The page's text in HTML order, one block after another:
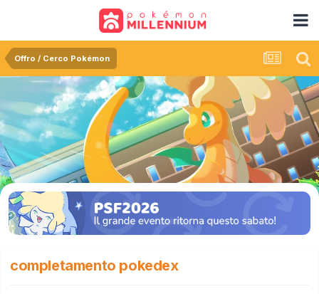
Offro / Cerco Pokémon
completamento pokedex